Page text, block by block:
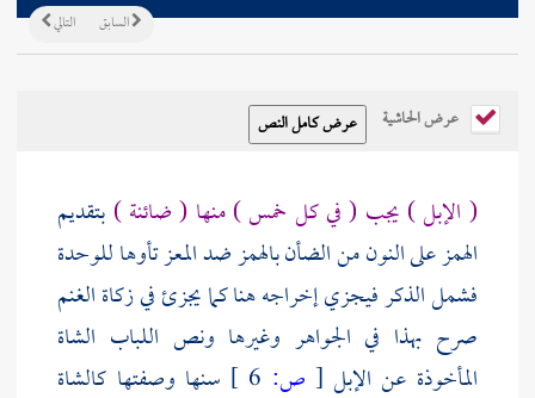
التالي السابق
عرض الحاشية
( الإبل ) يجب ( في كل خمس ) منها ( ضائنة ) بتقديم
الهمز على النون من الضأن بالهمز ضد المعز تأوها للوحدة
فشمل الذكر فيجزي إخراجه هنا كما يجزئ في زكاة الغنم
صرح بهذا في الجواهر وغيرها ونص اللباب الشاة
المأخوذة عن الإبل [ ص:
سنها وصفتها كالشاة